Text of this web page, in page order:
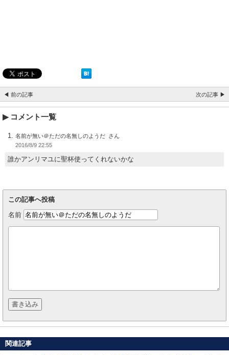
◀ 前の記事 次の記事 ▶
コメント一覧
名前が無い＠ただの名無しのようだ
2016/8/9 22:55
誰かアンリマユに聖杯使ってくれないかな
この記事へ投稿
名前
関連記事